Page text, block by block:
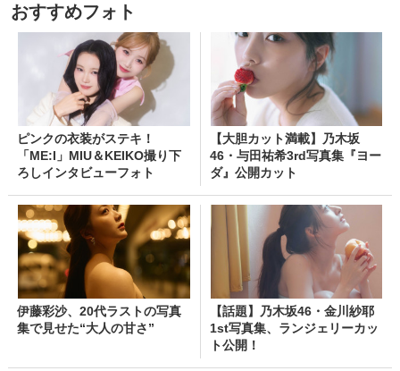
おすすめフォト
ピンクの衣装がステキ！
「ME:I」MIU＆KEIKO撮り下
ろしインタビューフォト
【大胆カット満載】乃木坂
46・与田祐希3rd写真集『ヨー
ダ』公開カット
伊藤彩沙、20代ラストの写真
集で見せた“大人の甘さ”
【話題】乃木坂46・金川紗耶
1st写真集、ランジェリーカッ
ト公開！